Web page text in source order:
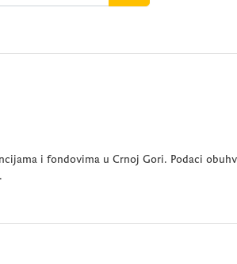
i fondovima u Crnoj Gori. Podaci